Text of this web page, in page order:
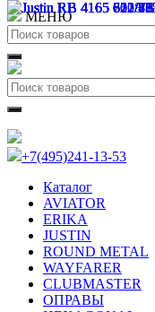
МЕНЮ
+7(495)241-13-53
Каталог
AVIATOR
ERIKA
JUSTIN
ROUND METAL
WAYFARER
CLUBMASTER
ОПРАВЫ